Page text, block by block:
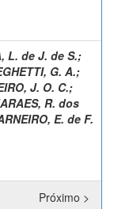
L. de J. de S.;
G. A.;
J. O. C.;
R. dos
E. de F.
Próximo >